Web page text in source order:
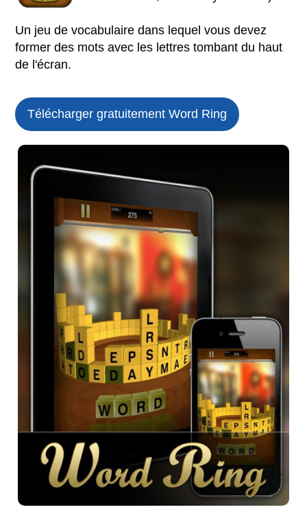
Un jeu de vocabulaire dans lequel vous devez
former des mots avec les lettres tombant du haut
de l'écran.
Télécharger gratuitement Word Ring